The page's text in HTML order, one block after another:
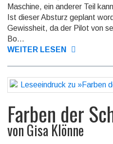
Maschine, ein anderer Teil
Ist dieser Absturz geplant
Gewissheit, da der Pilot von
Bo...
WEITER LESEN
Farben der
vonGisa Klönne